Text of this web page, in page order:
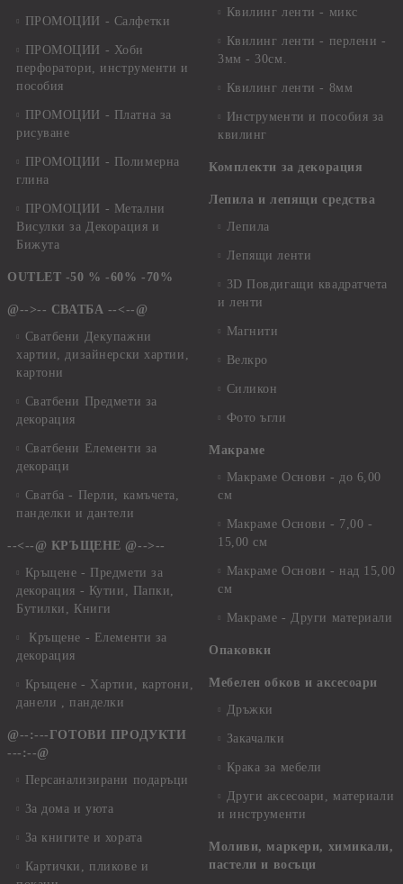
ПРОМОЦИИ - Салфетки
ПРОМОЦИИ - Хоби
перфоратори, инструменти и
пособия
ПРОМОЦИИ - Платна за
рисуване
ПРОМОЦИИ - Полимерна
глина
ПРОМОЦИИ - Метални
Висулки за Декорация и
Бижута
OUTLET -50 % -60% -70%
@-->-- СВАТБА --<--@
Сватбени Декупажни
хартии, дизайнерски хартии,
картони
Сватбени Предмети за
декорация
Сватбени Елементи за
декораци
Сватба - Перли, камъчета,
панделки и дантели
--<--@ КРЪЩЕНЕ @-->--
Кръщене - Предмети за
декорация - Кутии, Папки,
Бутилки, Книги
Кръщене - Елементи за
декорация
Кръщене - Хартии, картони,
данели , панделки
@--:---ГОТОВИ ПРОДУКТИ
---:--@
Персанализирани подаръци
За дома и уюта
За книгите и хората
Картички, пликове и
Квилинг ленти - микс
Квилинг ленти - перлени -
3мм - 30см.
Квилинг ленти - 8мм
Инструменти и пособия за
квилинг
Комплекти за декорация
Лепила и лепящи средства
Лепила
Лепящи ленти
3D Повдигащи квадратчета
и ленти
Магнити
Велкро
Силикон
Фото ъгли
Макраме
Макраме Основи - до 6,00
см
Макраме Основи - 7,00 -
15,00 см
Макраме Основи - над 15,00
см
Макраме - Други материали
Опаковки
Мебелен обков и аксесоари
Дръжки
Закачалки
Крака за мебели
Други аксесоари, материали
и инструменти
Моливи, маркери, химикали,
пастели и восъци